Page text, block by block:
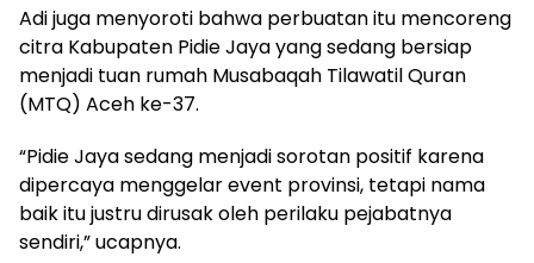
Adi juga menyoroti bahwa perbuatan itu mencoreng
citra Kabupaten Pidie Jaya yang sedang bersiap
menjadi tuan rumah Musabaqah Tilawatil Quran
(MTQ) Aceh ke-37.
“Pidie Jaya sedang menjadi sorotan positif karena
dipercaya menggelar event provinsi, tetapi nama
baik itu justru dirusak oleh perilaku pejabatnya
sendiri,” ucapnya.